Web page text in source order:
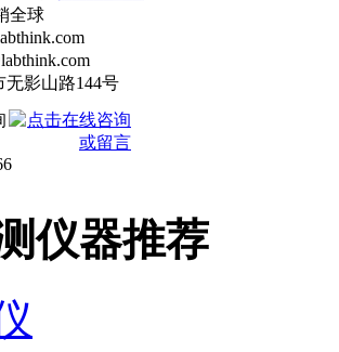
全球
无影山路144号
仪器推荐